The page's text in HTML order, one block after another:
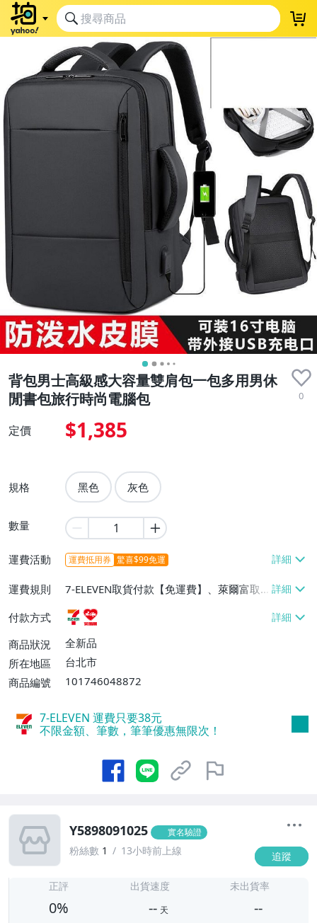
背包男士高級感大容量雙肩包一包多用男休
閒書包旅行時尚電腦包
0
定價 $1,385
規格 黑色 灰色
數量
運費活動 運費抵用券 驚喜$99免運
運費規則
7-ELEVEN取貨付款【免運費】、萊爾富取
貨付款【免運費】
付款方式
商品狀況
全新品
所在地區
台北市
商品編號
101746048872
7-ELEVEN 運費只要38元
不限金額、筆數，筆筆優惠無限次！
Y5898091025 實名驗證
粉絲數 1 13小時前上線 追蹤
正評
0%
出貨速度
-- 天
未出貨率
--